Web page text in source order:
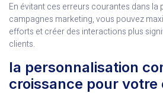
En évitant ces erreurs courantes dans
campagnes marketing, vous pouvez
efforts et créer des interactions plus
clients.
la personnalisation
croissance pour votre